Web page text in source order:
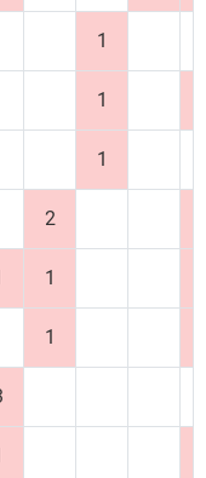
1
1
1
2
1
1